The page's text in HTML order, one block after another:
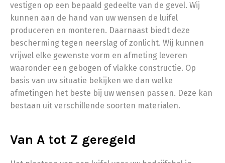
vestigen op een bepaald gedeelte van de gevel. Wij
kunnen aan de hand van uw wensen de luifel
produceren en monteren. Daarnaast biedt deze
bescherming tegen neerslag of zonlicht. Wij kunnen
vrijwel elke gewenste vorm en afmeting leveren
waaronder een gebogen of vlakke constructie. Op
basis van uw situatie bekijken we dan welke
afmetingen het beste bij uw wensen passen. Deze kan
bestaan uit verschillende soorten materialen.
Van A tot Z geregeld